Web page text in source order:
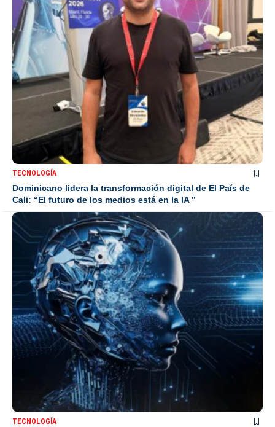
TECNOLOGÍA
Dominicano lidera la transformación digital de El País de
Cali: “El futuro de los medios está en la IA ”
TECNOLOGÍA